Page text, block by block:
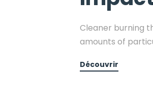
Cleaner burning
amounts of
Découvrir